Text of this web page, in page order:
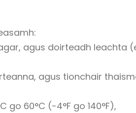
agus doirteadh leachta
agus tionchair
60°C (-4°F go 140°F),